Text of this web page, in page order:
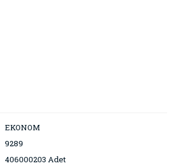
EKONOM
9289
406000203 Adet